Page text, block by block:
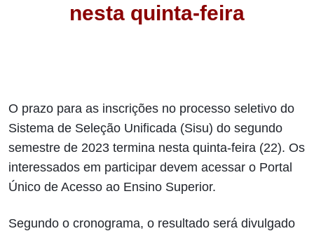
nesta quinta-feira
O prazo para as inscrições no processo seletivo do
Sistema de Seleção Unificada (Sisu) do segundo
semestre de 2023 termina nesta quinta-feira (22). Os
interessados em participar devem acessar o Portal
Único de Acesso ao Ensino Superior.
Segundo o cronograma, o resultado será divulgado